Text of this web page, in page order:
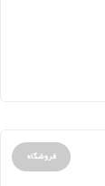
فروشگاه